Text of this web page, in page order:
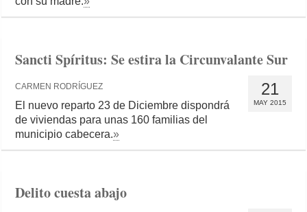
Sancti Spíritus: Se estira la Circunvalante Sur
21
MAY 2015
CARMEN RODRÍGUEZ
El nuevo reparto 23 de Diciembre dispondrá
de viviendas para unas 160 familias del
municipio cabecera.»
Delito cuesta abajo